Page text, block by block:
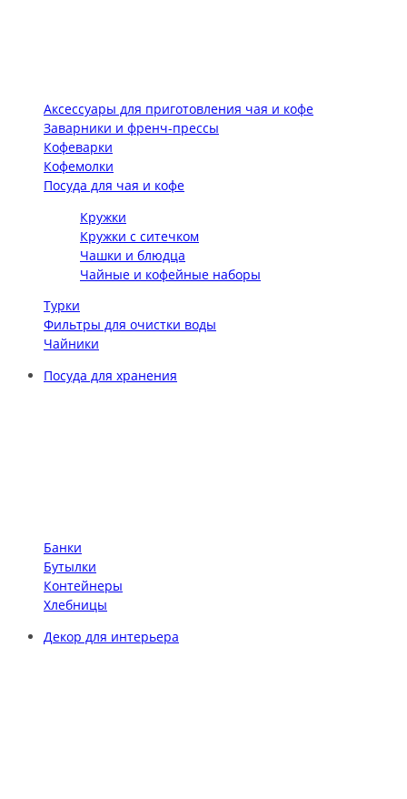
Аксессуары для приготовления чая и кофе
Заварники и френч-прессы
Кофеварки
Кофемолки
Посуда для чая и кофе
Кружки
Кружки с ситечком
Чашки и блюдца
Чайные и кофейные наборы
Турки
Фильтры для очистки воды
Чайники
Посуда для хранения
Банки
Бутылки
Контейнеры
Хлебницы
Декор для интерьера